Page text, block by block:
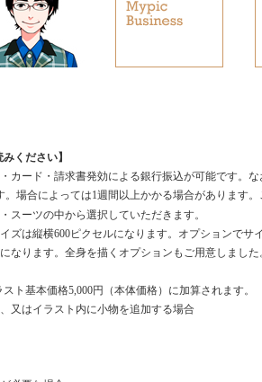
ください】
ード・請求書発効による銀行振込が可能です。な
場合によっては1週間以上かかる場合があります。
スーツの中から選択していただきます。
ズは縦横600ピクセルになります。オプションでサ
なります。全身を描くオプションもご用意しました
ト基本価格5,000円（本体価格）に加算されます。
又はイラスト内に小物を追加する場合